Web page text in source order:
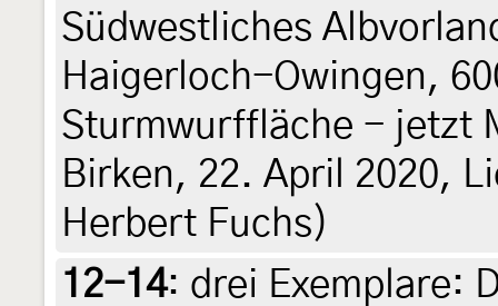
Südwestliches
Haigerloch-Owingen,
Sturmwurffläche - jetzt
Birken, 22. April 2020,
Herbert Fuchs)
12-14: drei Exemplare: